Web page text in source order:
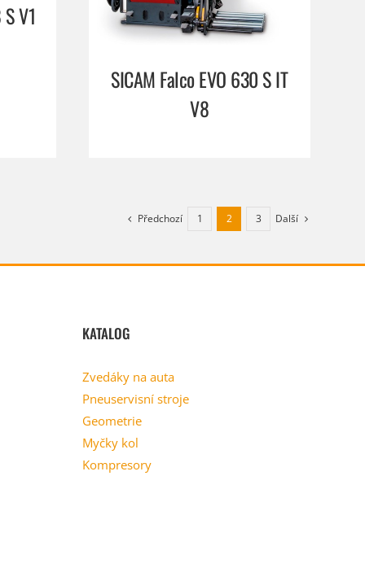
V1
SICAM Falco EVO 630 S IT
V8
Předchozí 1 2 3 Další
KATALOG
Zvedáky na auta
Pneuservisní stroje
Geometrie
Myčky kol
Kompresory